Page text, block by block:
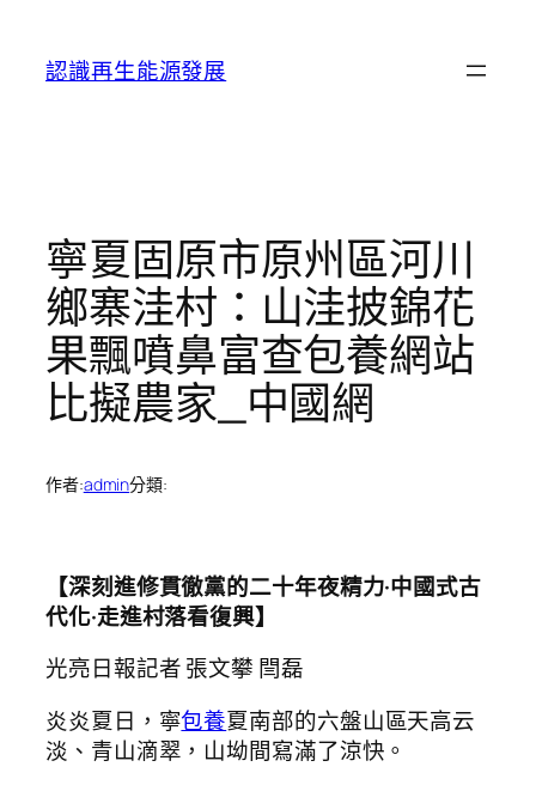
認識再生能源發展
寧夏固原市原州區河川
鄉寨洼村：山洼披錦花
果飄噴鼻富查包養網站
比擬農家_中國網
作者:admin分類:
【深刻進修貫徹黨的二十年夜精力·中國式古
代化·走進村落看復興】
光亮日報記者 張文攀 閆磊
炎炎夏日，寧包養夏南部的六盤山區天高云
淡、青山滴翠，山坳間寫滿了涼快。